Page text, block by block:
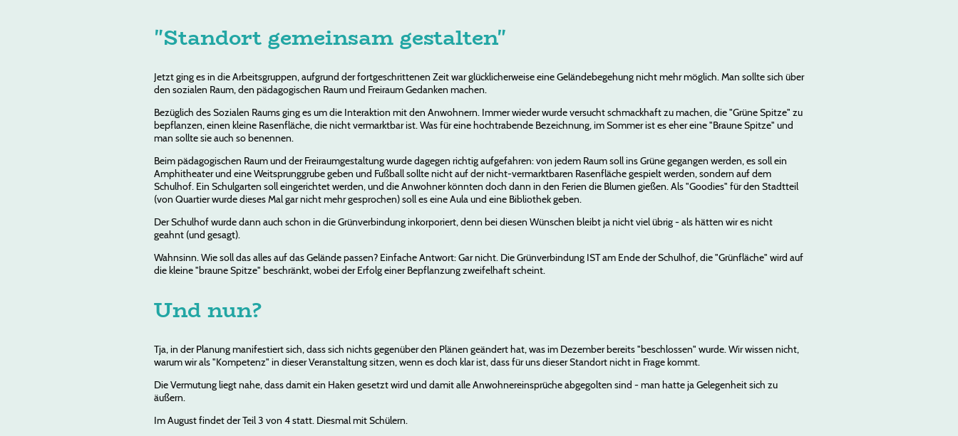
"Standort gemeinsam gestalten"
Jetzt ging es in die Arbeitsgruppen, aufgrund der fortgeschrittenen Zeit war glücklicherweise eine Geländebegehung nicht mehr möglich. Man sollte sich über
den sozialen Raum, den pädagogischen Raum und Freiraum Gedanken machen.
Bezüglich des Sozialen Raums ging es um die Interaktion mit den Anwohnern. Immer wieder wurde versucht schmackhaft zu machen, die "Grüne Spitze" zu
bepflanzen, einen kleine Rasenfläche, die nicht vermarktbar ist. Was für eine hochtrabende Bezeichnung, im Sommer ist es eher eine "Braune Spitze" und
man sollte sie auch so benennen.
Beim pädagogischen Raum und der Freiraumgestaltung wurde dagegen richtig aufgefahren: von jedem Raum soll ins Grüne gegangen werden, es soll ein
Amphitheater und eine Weitsprunggrube geben und Fußball sollte nicht auf der nicht-vermarktbaren Rasenfläche gespielt werden, sondern auf dem
Schulhof. Ein Schulgarten soll eingerichtet werden, und die Anwohner könnten doch dann in den Ferien die Blumen gießen. Als "Goodies" für den Stadtteil
(von Quartier wurde dieses Mal gar nicht mehr gesprochen) soll es eine Aula und eine Bibliothek geben.
Der Schulhof wurde dann auch schon in die Grünverbindung inkorporiert, denn bei diesen Wünschen bleibt ja nicht viel übrig - als hätten wir es nicht
geahnt (und gesagt).
Wahnsinn. Wie soll das alles auf das Gelände passen? Einfache Antwort: Gar nicht. Die Grünverbindung IST am Ende der Schulhof, die "Grünfläche" wird auf
die kleine "braune Spitze" beschränkt, wobei der Erfolg einer Bepflanzung zweifelhaft scheint.
Und nun?
Tja, in der Planung manifestiert sich, dass sich nichts gegenüber den Plänen geändert hat, was im Dezember bereits "beschlossen" wurde. Wir wissen nicht,
warum wir als "Kompetenz" in dieser Veranstaltung sitzen, wenn es doch klar ist, dass für uns dieser Standort nicht in Frage kommt.
Die Vermutung liegt nahe, dass damit ein Haken gesetzt wird und damit alle Anwohnereinsprüche abgegolten sind - man hatte ja Gelegenheit sich zu
äußern.
Im August findet der Teil 3 von 4 statt. Diesmal mit Schülern.